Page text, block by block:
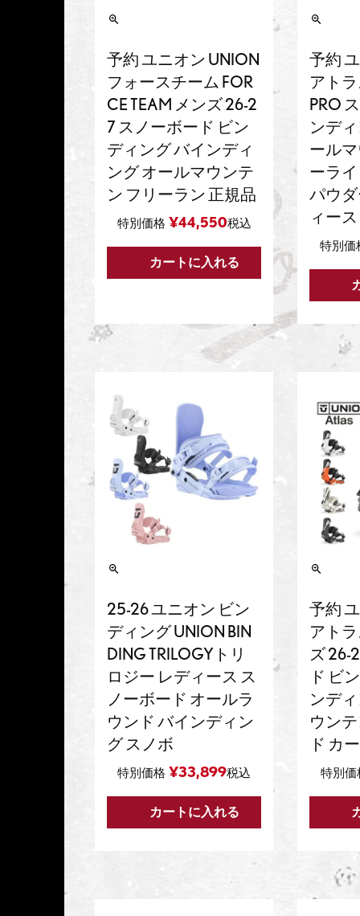
予約 ユニオン UNION
フォースチーム FOR
CE TEAM メンズ 26-2
7 スノーボード ビン
ディング バインディ
ング オールマウンテ
ン フリーラン 正規品
特別価格 ¥44,550税込
カートに入れる
予約
アトラ
PRO
ンデ
ール
ーラ
パウ
ィー
特別価
25-26 ユニオン ビン
ディング UNION BIN
DING TRILOGYトリ
ロジー レディース ス
ノーボード オールラ
ウンド バインディン
グ スノボ
特別価格 ¥33,899税込
カートに入れる
予約
アトラ
ズ 26-
ド ビ
ンデ
ウン
ド カ
特別価